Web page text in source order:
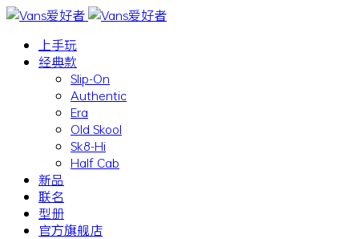
上手玩
经典款
Slip-On
Authentic
Era
Old Skool
Sk8-Hi
Half Cab
新品
联名
型册
官方旗舰店